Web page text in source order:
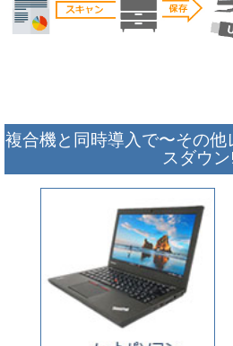
複合機と同時導入で〜その他
スダウン